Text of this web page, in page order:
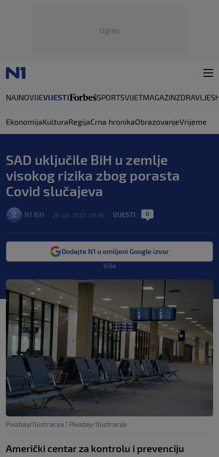
Oglas
NAJNOVIJEVIJESTI SPORTSVIJETMAGAZINZDRAVLJE
EkonomijaKulturaRegijaCrna hronikaObrazovanjeVrijeme
SAD uključile BiH u zemlje
visokog rizika zbog porasta
Covid slučajeva
N1 BiH 26. jul. 2022. 09:40 VIJESTI 0
Dodajte N1 u omiljeni Google izvor
Više
Pixabay/Ilustracija | Pixabay/Ilustracija
Američki centar za kontrolu i prevenciju